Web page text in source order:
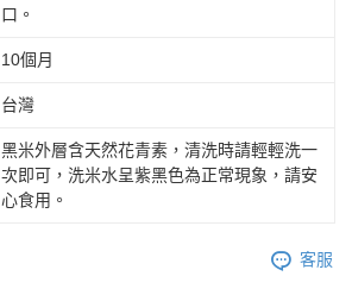
口。
10個月
台灣
黑米外層含天然花青素，清洗時請輕輕洗一
次即可，洗米水呈紫黑色為正常現象，請安
心食用。
客服